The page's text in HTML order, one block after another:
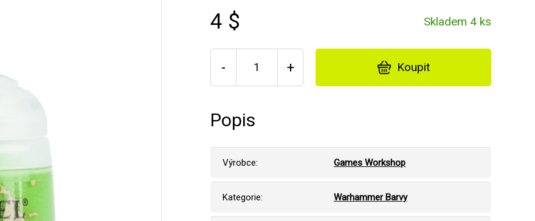
4 $ Skladem 4 ks
- + Koupit
Popis
Výrobce: Games Workshop
Kategorie: Warhammer Barvy